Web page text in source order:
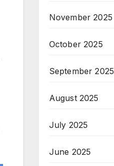
November 2025
October 2025
September 2025
August 2025
July 2025
June 2025